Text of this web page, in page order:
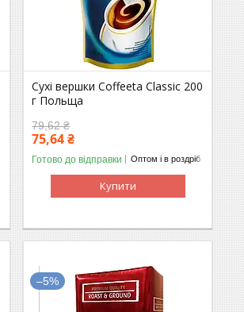
Сухі вершки Coffeeta Classic 200
г Польща
79,62 ₴
75,64 ₴
Готово до відправки Оптом і в роздріб
Купити
–5%